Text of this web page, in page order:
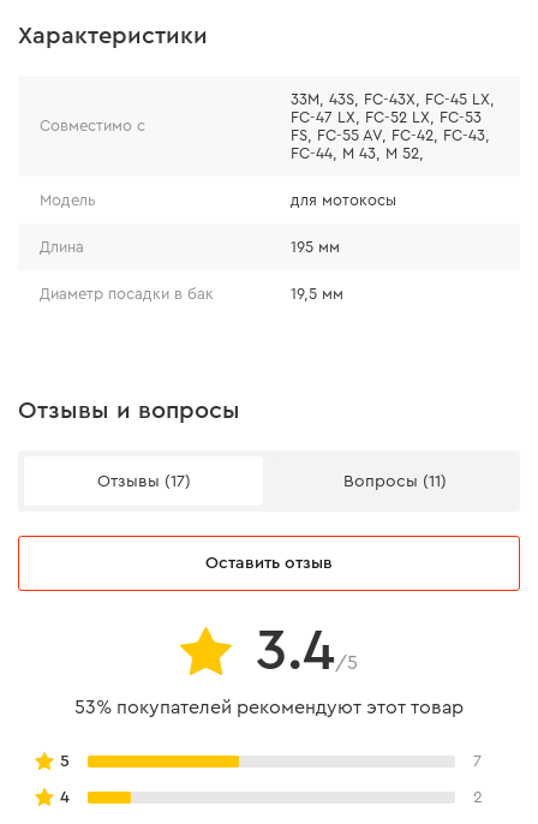
Характеристики
Совместимо с
33М, 43S, FC-43X, FC-45 LX,
FC-47 LX, FC-52 LX, FC-53
FS, FC-55 AV, FС-42, FС-43,
FС-44, M 43, M 52,
Модель для мотокосы
Длина 195 мм
Диаметр посадки в бак 19,5 мм
Отзывы и вопросы
Отзывы (17) Вопросы (11)
Оставить отзыв
3.4/5
53% покупателей рекомендуют этот товар
5 7
4 2